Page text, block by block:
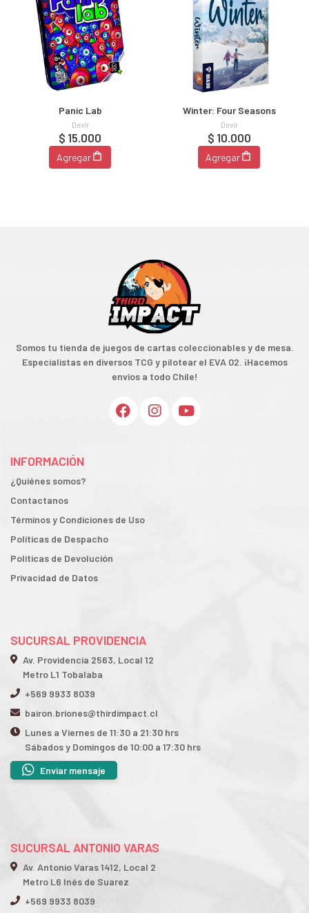
Panic Lab
Devir
$ 15.000
Agregar
Winter: Four Seasons
Devir
$ 10.000
Agregar
Somos tu tienda de juegos de cartas coleccionables y de mesa.
Especialistas en diversos TCG y pilotear el EVA 02. ¡Hacemos
envíos a todo Chile!
INFORMACIÓN
¿Quiénes somos?
Contactanos
Términos y Condiciones de Uso
Políticas de Despacho
Políticas de Devolución
Privacidad de Datos
SUCURSAL PROVIDENCIA
Av. Providencia 2563, Local 12
Metro L1 Tobalaba
+569 9933 8039
bairon.briones@thirdimpact.cl
Lunes a Viernes de 11:30 a 21:30 hrs
Sábados y Domingos de 10:00 a 17:30 hrs
Enviar mensaje
SUCURSAL ANTONIO VARAS
Av. Antonio Varas 1412, Local 2
Metro L6 Inés de Suarez
+569 9933 8039